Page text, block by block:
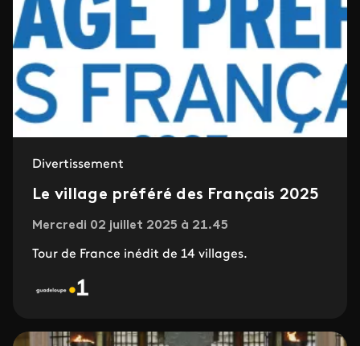
Divertissement
Le village préféré des Français 2025
Mercredi 02 juillet 2025 à 21.45
Tour de France inédit de 14 villages.